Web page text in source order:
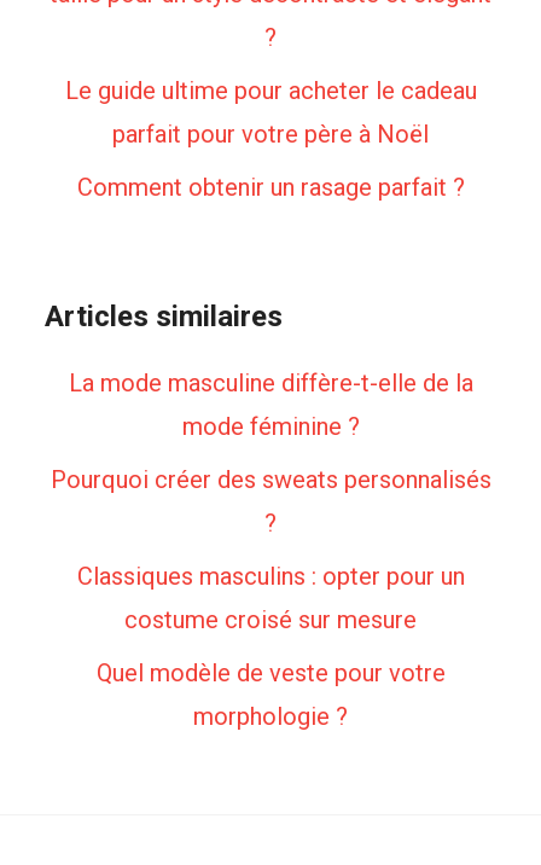
?
Le guide ultime pour acheter le cadeau
parfait pour votre père à Noël
Comment obtenir un rasage parfait ?
Articles similaires
La mode masculine diffère-t-elle de la
mode féminine ?
Pourquoi créer des sweats personnalisés
?
Classiques masculins : opter pour un
costume croisé sur mesure
Quel modèle de veste pour votre
morphologie ?